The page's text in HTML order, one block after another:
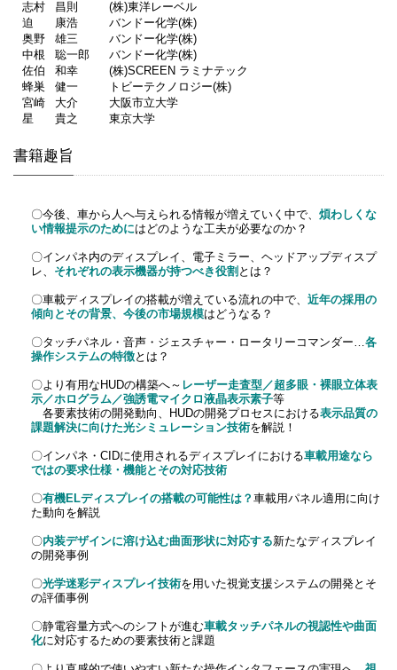
志村
昌則
(株)東洋レーベル
迫
康浩
バンドー化学(株)
奥野
雄三
バンドー化学(株)
中根
聡一郎
バンドー化学(株)
佐伯
和幸
(株)SCREEN ラミナテック
蜂巣
健一
トビーテクノロジー(株)
宮崎
大介
大阪市立大学
星
貴之 東京大学
書籍趣旨
〇今後、車から人へ与えられる情報が増えていく中で、 煩わしくな
い情報提示のためにはどのような工夫が必要なのか？
〇インパネ内のディスプレイ 、電子ミラー、ヘッドアップディスプ
レ、 それぞれの表示機器が持つべき役割 とは？
〇車載ディスプレイの搭載が増えている流れの中で、 近年の採用の
傾向とその背景、今後の市場規模はどうなる？
〇タッチパネル・音声・ジェスチャー・ロータリーコマンダー…各
操作システムの特徴とは？
〇より有用なHUDの構築へ～ レーザー走査型／超多眼・裸眼立体表
示／ホログラム／強誘電マイクロ液晶表示素子等
各要素技術の開発動向、HUDの開発プロセスにおける表示品質の
課題解決に向けた光シミュレーション技術を解説！
〇インパネ・CIDに使用されるディスプレイにおける車載用途なら
ではの要求仕様・機能とその対応技術
〇有機ELディスプレイの搭載の可能性は？ 車載用パネル適用に向け
た動向を解説
〇内装デザインに溶け込む曲面形状に対応する新たなディスプレイ
の開発事例
〇光学迷彩ディスプレイ技術を用いた視覚支援システムの開発とそ
の評価事例
〇静電容量方式へのシフトが進む車載タッチパネルの視認性や曲面
化に対応するための要素技術と課題